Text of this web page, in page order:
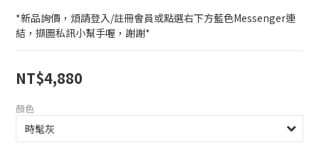
*新品詢價，煩請登入/註冊會員或點選右下方藍色Messenger連
結，擷圖私訊小幫手喔，謝謝*
NT$4,880
顏色